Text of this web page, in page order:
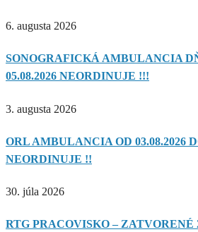
6. augusta 2026
SONOGRAFICKÁ AMBULANCIA
05.08.2026 NEORDINUJE !!!
3. augusta 2026
ORL AMBULANCIA OD 03.08.2026
NEORDINUJE !!
30. júla 2026
RTG PRACOVISKO – ZATVORENÉ